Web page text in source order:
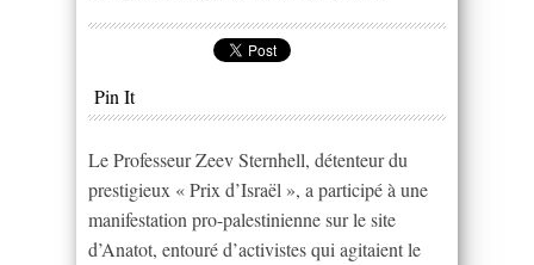
Pin It
Le Professeur Zeev Sternhell, détenteur du
prestigieux « Prix d’Israël », a participé à une
manifestation pro-palestinienne sur le site
d’Anatot, entouré d’activistes qui agitaient le